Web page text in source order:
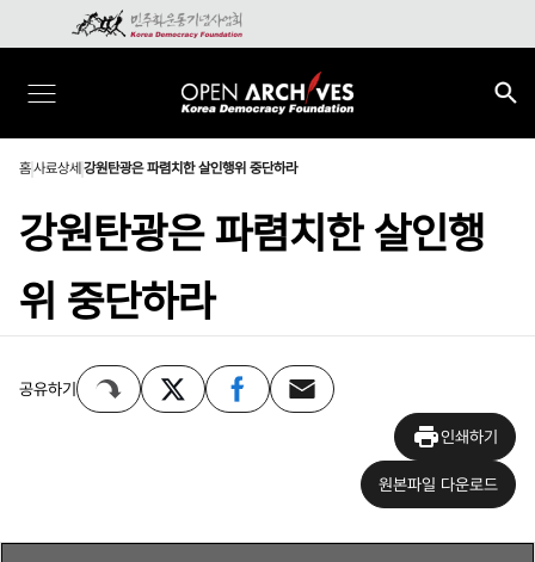
홈사료상세 강원탄광은 파렴치한 살인행위 중단하라
강원탄광은 파렴치한 살인행
위 중단하라
공유하기
인쇄하기
원본파일 다운로드